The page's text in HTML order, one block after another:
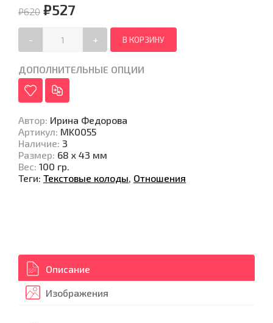
₽620 ₽527
- +
ДОПОЛНИТЕЛЬНЫЕ ОПЦИИ
Автор: Ирина Федорова
Артикул: MK0055
Наличие: 3
Размер: 68 х 43 мм
Вес: 100 гр.
Теги: Текстовые колоды, Отношения
Описание
Изображения